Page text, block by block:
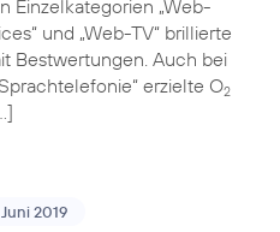
Einzelkategorien „Web-
und „Web-TV“ brillierte
Bestwertungen. Auch bei
erzielte O2
2019